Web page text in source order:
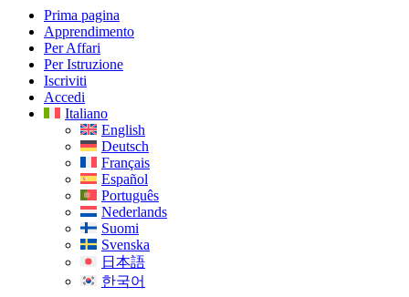
Prima pagina
Apprendimento
Per Affari
Per Istruzione
Iscriviti
Accedi
Italiano
English
Deutsch
Français
Español
Português
Nederlands
Suomi
Svenska
日本語
한국어